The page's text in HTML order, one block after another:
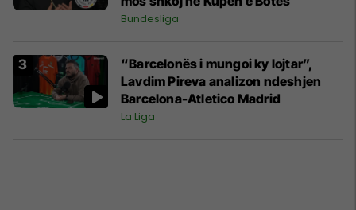
Bundesliga
“Barcelonës i mungoi ky lojtar”,
Lavdim Pireva analizon ndeshjen
Barcelona-Atletico Madrid
La Liga